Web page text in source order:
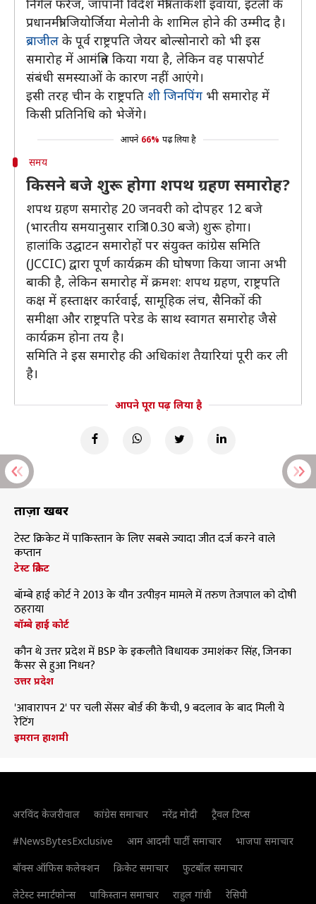
निगेल फरेज, जापानी विदेश मंत्री ताकेशी इवाया, इटली के
प्रधानमंत्री जियोर्जिया मेलोनी के शामिल होने की उम्मीद है।
ब्राजील के पूर्व राष्ट्रपति जेयर बोल्सोनारो को भी इस
समारोह में आमंत्रित किया गया है, लेकिन वह पासपोर्ट
संबंधी समस्याओं के कारण नहीं आएंगे।
इसी तरह चीन के राष्ट्रपति शी जिनपिंग भी समारोह में
किसी प्रतिनिधि को भेजेंगे।
आपने 66% पढ़ लिया है
समय
किसने बजे शुरू होगा शपथ ग्रहण समारोह?
शपथ ग्रहण समारोह 20 जनवरी को दोपहर 12 बजे
(भारतीय समयानुसार रात्रि 10.30 बजे) शुरू होगा।
हालांकि उद्घाटन समारोहों पर संयुक्त कांग्रेस समिति
(JCCIC) द्वारा पूर्ण कार्यक्रम की घोषणा किया जाना अभी
बाकी है, लेकिन समारोह में क्रमश: शपथ ग्रहण, राष्ट्रपति
कक्ष में हस्ताक्षर कार्रवाई, सामूहिक लंच, सैनिकों की
समीक्षा और राष्ट्रपति परेड के साथ स्वागत समारोह जैसे
कार्यक्रम होना तय है।
समिति ने इस समारोह की अधिकांश तैयारियां पूरी कर ली
है।
आपने पूरा पढ़ लिया है
ताज़ा खबरें
टेस्ट क्रिकेट में पाकिस्तान के लिए सबसे ज्यादा जीत दर्ज करने वाले
कप्तान
टेस्ट क्रिकेट
बॉम्बे हाई कोर्ट ने 2013 के यौन उत्पीड़न मामले में तरुण तेजपाल को दोषी
ठहराया
बॉम्बे हाई कोर्ट
कौन थे उत्तर प्रदेश में BSP के इकलौते विधायक उमाशंकर सिंह, जिनका
कैंसर से हुआ निधन?
उत्तर प्रदेश
'आवारापन 2' पर चली सेंसर बोर्ड की कैंची, 9 बदलाव के बाद मिली ये
रेटिंग
इमरान हाशमी
अरविंद केजरीवाल कांग्रेस समाचार नरेंद्र मोदी
ट्रैवल टिप्स
#NewsBytesExclusive
आम आदमी पार्टी समाचार
भाजपा समाचार
बॉक्स ऑफिस कलेक्शन
क्रिकेट समाचार
फुटबॉल समाचार
लेटेस्ट स्मार्टफोन्स
पाकिस्तान समाचार राहुल गांधी रेसिपी